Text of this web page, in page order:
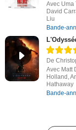
Avec Uma
David
Liu
Bande-
De
Avec Matt
Holland,
Hathaway
Bande-